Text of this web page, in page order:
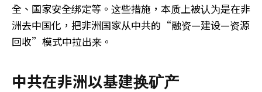
全、国家安全绑定等。这些措施，本质上被认为是在非
洲去中国化，把非洲国家从中共的“融资—建设—资源
回收”模式中拉出来。
中共在非洲以基建换矿产